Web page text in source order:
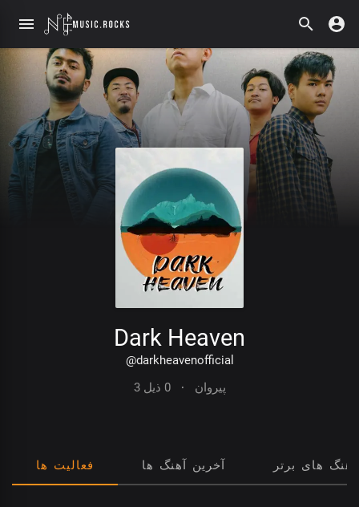
Dark Heaven
@darkheavenofficial
3 پیروان
· 0 ذیل
فعالیت ها آخرین آهنگ ها آهنگ های برتر